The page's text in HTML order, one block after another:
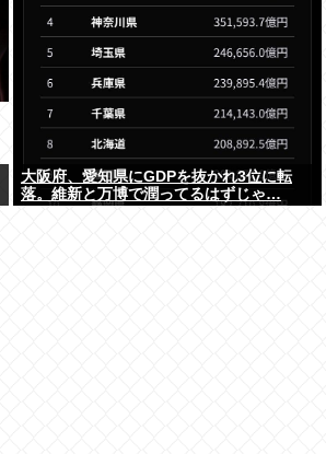
大阪府、愛知県にGDPを抜かれ3位に転
落。維新と万博で潤ってるはずじゃ…